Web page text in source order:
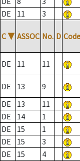
DE
11 3
C ▼ ASSOC No. D Code
DE 11 11
DE 13 9
DE
13 11
DE
14 1
DE
15 1
DE
15 3
DE
15 4